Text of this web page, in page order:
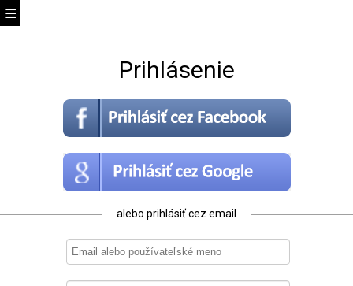
Prihlásenie
alebo prihlásiť cez email